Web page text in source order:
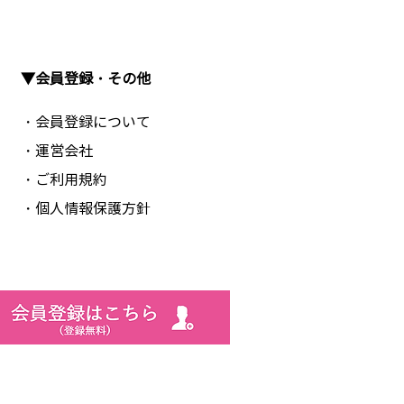
▼会員登録・その他
・会員登録について
・運営会社
・ご利用規約
・個人情報保護方針